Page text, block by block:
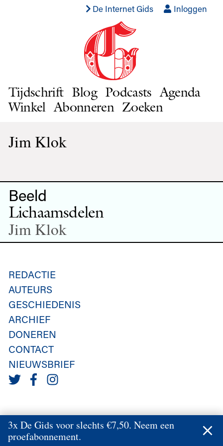
De Internet Gids Inloggen
Tijdschrift Blog Podcasts Agenda
Winkel Abonneren Zoeken
Jim Klok
Beeld
Lichaamsdelen
Jim Klok
REDACTIE
AUTEURS
GESCHIEDENIS
ARCHIEF
DONEREN
CONTACT
NIEUWSBRIEF
3x De Gids voor slechts €7,50. Neem een
proefabonnement.